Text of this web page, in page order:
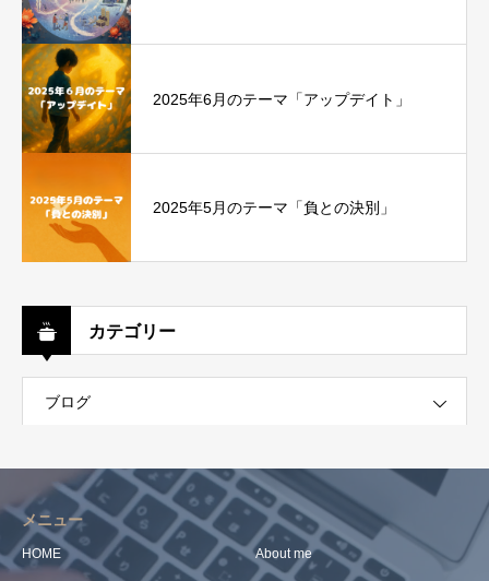
2025年6月のテーマ「アップデイト」
2025年5月のテーマ「負との決別」
カテゴリー
ブログ
メニュー
HOME About me